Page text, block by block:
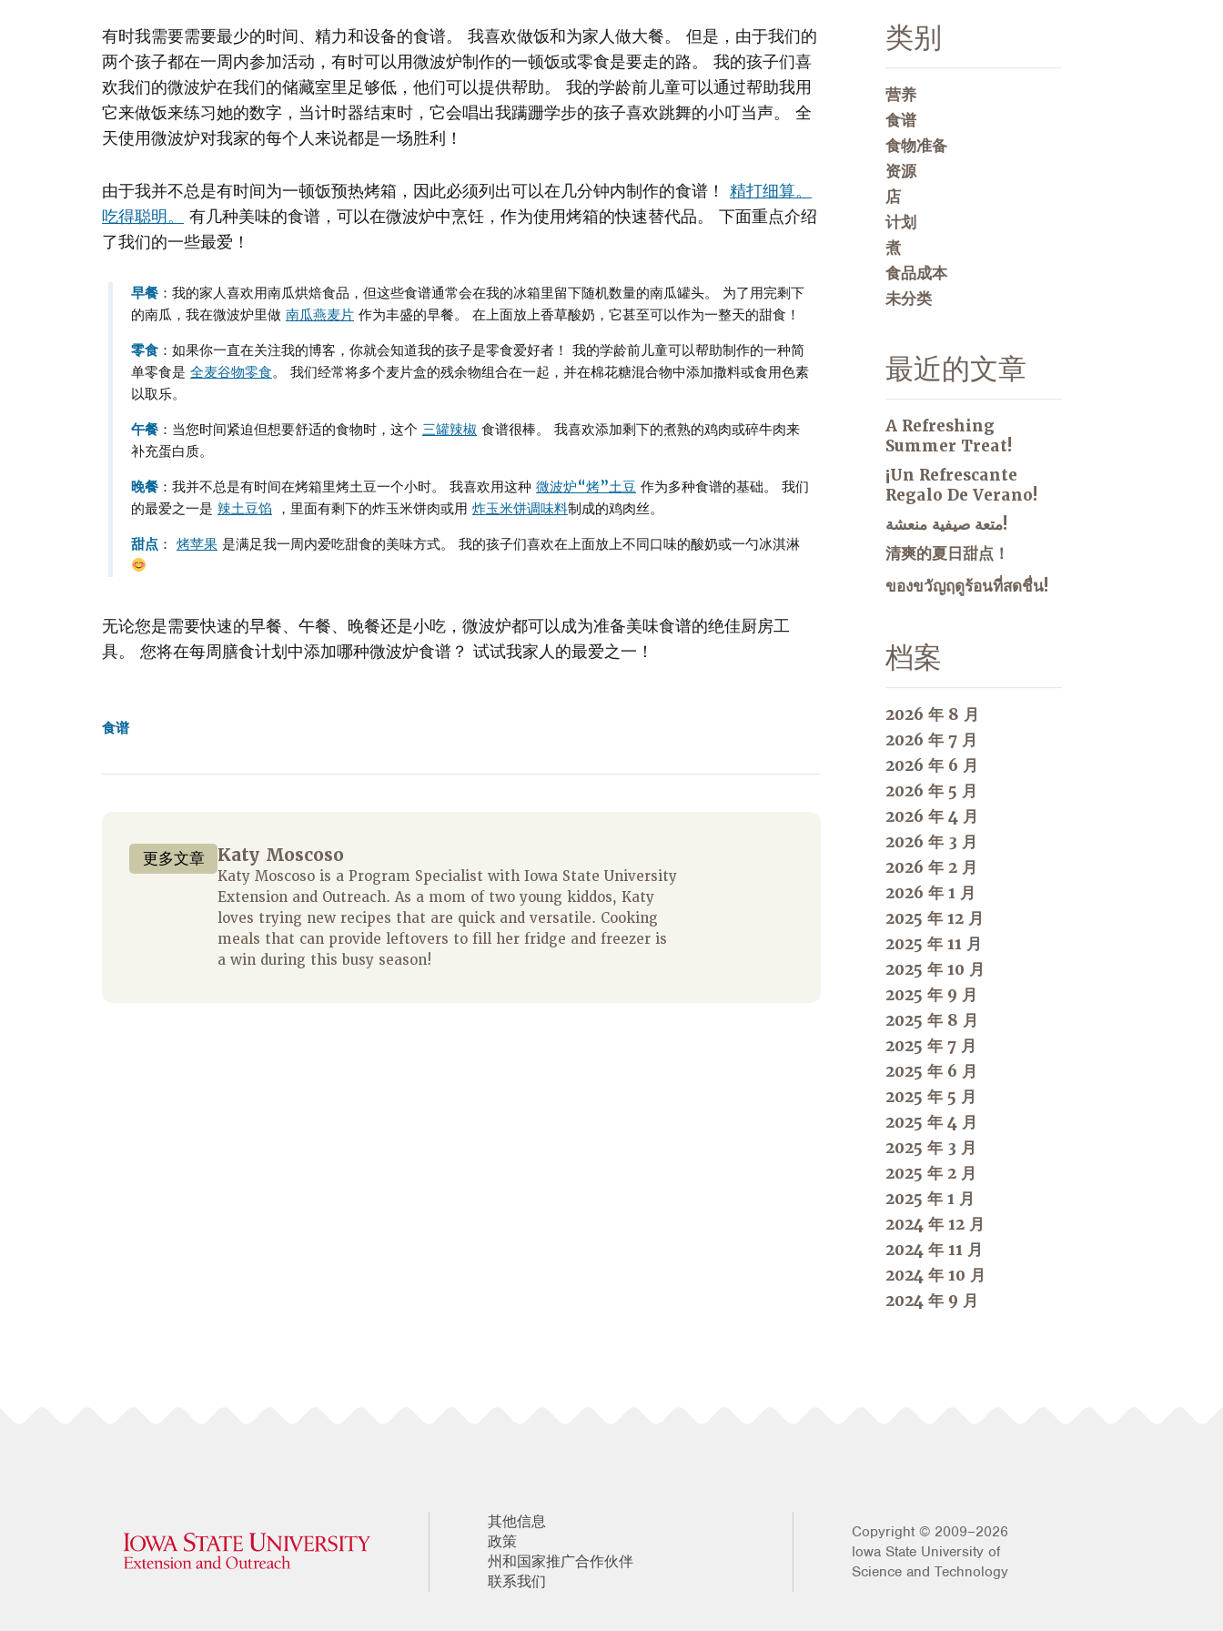
有时我需要需要最少的时间、精力和设备的食谱。 我喜欢做饭和为家人做大餐。 但是，由于我们的
两个孩子都在一周内参加活动，有时可以用微波炉制作的一顿饭或零食是要走的路。 我的孩子们喜
欢我们的微波炉在我们的储藏室里足够低，他们可以提供帮助。 我的学龄前儿童可以通过帮助我用
它来做饭来练习她的数字，当计时器结束时，它会唱出我蹒跚学步的孩子喜欢跳舞的小叮当声。 全
天使用微波炉对我家的每个人来说都是一场胜利！
由于我并不总是有时间为一顿饭预热烤箱，因此必须列出可以在几分钟内制作的食谱！ 精打细算。
吃得聪明。
有几种美味的食谱，可以在微波炉中烹饪，作为使用烤箱的快速替代品。 下面重点介绍
了我们的一些最爱！
早餐 ：我的家人喜欢用南瓜烘焙食品，但这些食谱通常会在我的冰箱里留下随机数量的南瓜罐头。 为了用完剩下
的南瓜，我在微波炉里做 南瓜燕麦片 作为丰盛的早餐。 在上面放上香草酸奶，它甚至可以作为一整天的甜食！
零食 ：如果你一直在关注我的博客，你就会知道我的孩子是零食爱好者！ 我的学龄前儿童可以帮助制作的一种简
单零食是 全麦谷物零食。 我们经常将多个麦片盒的残余物组合在一起，并在棉花糖混合物中添加撒料或食用色素
以取乐。
午餐 ：当您时间紧迫但想要舒适的食物时，这个 三罐辣椒 食谱很棒。 我喜欢添加剩下的煮熟的鸡肉或碎牛肉来
补充蛋白质。
晚餐 ：我并不总是有时间在烤箱里烤土豆一个小时。 我喜欢用这种 微波炉“烤”土豆 作为多种食谱的基础。 我们
的最爱之一是 辣土豆馅 ，里面有剩下的炸玉米饼肉或用 炸玉米饼调味料制成的鸡肉丝。
甜点 ： 烤苹果 是满足我一周内爱吃甜食的美味方式。 我的孩子们喜欢在上面放上不同口味的酸奶或一勺冰淇淋
无论您是需要快速的早餐、午餐、晚餐还是小吃，微波炉都可以成为准备美味食谱的绝佳厨房工
具。 您将在每周膳食计划中添加哪种微波炉食谱？ 试试我家人的最爱之一！
食谱
更多文章 Katy Moscoso
Katy Moscoso is a Program Specialist with Iowa State University
Extension and Outreach. As a mom of two young kiddos, Katy
loves trying new recipes that are quick and versatile. Cooking
meals that can provide leftovers to fill her fridge and freezer is
a win during this busy season!
类别
营养
食谱
食物准备
资源
店
计划
煮
食品成本
未分类
最近的文章
A Refreshing
Summer Treat!
¡Un Refrescante
Regalo De Verano!
متعة صيفية منعشة!
清爽的夏日甜点！
ของขวัญฤดูร้อนที่สดชื่น!
档案
2026 年 8 月
2026 年 7 月
2026 年 6 月
2026 年 5 月
2026 年 4 月
2026 年 3 月
2026 年 2 月
2026 年 1 月
2025 年 12 月
2025 年 11 月
2025 年 10 月
2025 年 9 月
2025 年 8 月
2025 年 7 月
2025 年 6 月
2025 年 5 月
2025 年 4 月
2025 年 3 月
2025 年 2 月
2025 年 1 月
2024 年 12 月
2024 年 11 月
2024 年 10 月
2024 年 9 月
其他信息
政策
州和国家推广合作伙伴
联系我们
Copyright © 2009–2026
Iowa State University of
Science and Technology